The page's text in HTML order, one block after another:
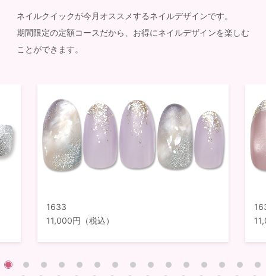
ネイルクイックが今月オススメするネイルデザインです。
期間限定の定額コースだから、お得にネイルデザインを楽しむ
ことができます。
1633
11,000円（税込）